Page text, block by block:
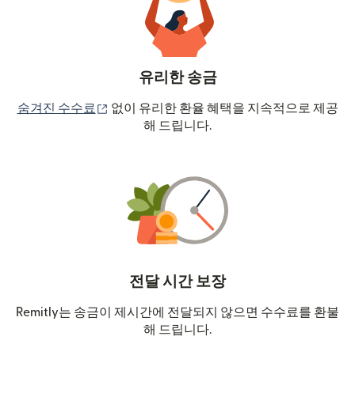
유리한 송금
숨겨진 수수료 (새 창에서 열림)
없이 유리한 환율 혜택을 지속적으로 제공
해 드립니다.
전달 시간 보장
Remitly는 송금이 제시간에 전달되지 않으면 수수료를 환불
해 드립니다.